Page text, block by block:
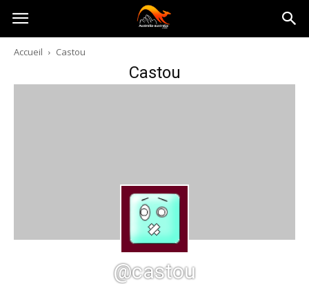
Australia-
australie.com
Accueil Castou
Castou
@castou